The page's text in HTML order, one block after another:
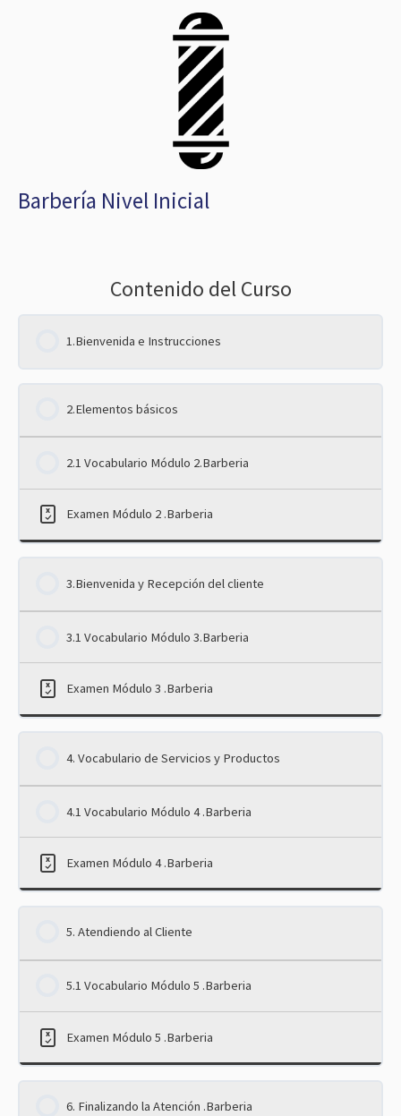
Barbería Nivel Inicial
Contenido del Curso
1.Bienvenida e Instrucciones
2.Elementos básicos
2.1 Vocabulario Módulo 2.Barberia
Examen Módulo 2 .Barberia
3.Bienvenida y Recepción del cliente
3.1 Vocabulario Módulo 3.Barberia
Examen Módulo 3 .Barberia
4. Vocabulario de Servicios y Productos
4.1 Vocabulario Módulo 4 .Barberia
Examen Módulo 4 .Barberia
5. Atendiendo al Cliente
5.1 Vocabulario Módulo 5 .Barberia
Examen Módulo 5 .Barberia
6. Finalizando la Atención .Barberia